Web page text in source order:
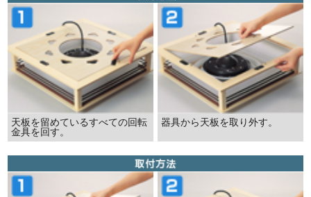
天板を留めているすべての回転
金具を回す。
器具から天板を取り外す。